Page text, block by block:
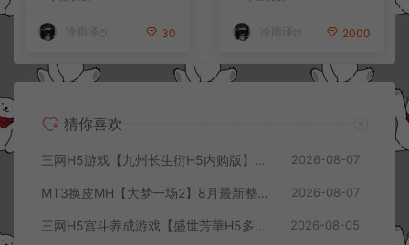
+全资源安卓+详细搭建教程
+视频教程
冷雨泽ღ 30
K授权后台+安卓苹果双端
+详细搭建教程+视频教程
冷雨泽ღ 2000
猜你喜欢
三网H5游戏【九州长生衍H5内购版】8月最新整理Linux手工服务端+管理后台+GM授权后台+简易安卓客户端+详细搭建教程+视频教程 2026-08-07
MT3换皮MH【大梦一场2】8月最新整理Linux手工服务端+源码+管理后台+安卓苹果双端+详细搭建教程+视频教程 2026-08-07
三网H5宫斗养成游戏【盛世芳華H5多区跨服代金券内购优化版】8月最新整理Linux手工服务端+CDK授权后台+全资源安卓+详细搭建教程+视频教程 2026-08-05